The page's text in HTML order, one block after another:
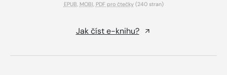
EPUB, MOBI, PDF pro čtečky(240 stran)
Jak číst e-knihu?